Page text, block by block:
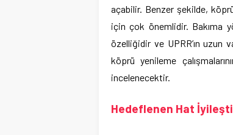
açabilir. Benzer şekilde,
için çok önemlidir. Bakıma
özelliğidir ve UPRR’ın uzun
köprü yenileme
incelenecektir.
Hedeflenen Hat